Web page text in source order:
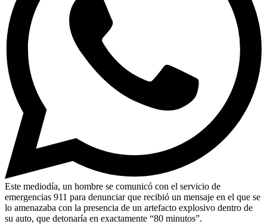
Este mediodía, un hombre se comunicó con el servicio de
emergencias 911 para denunciar que recibió un mensaje en el que se
lo amenazaba con la presencia de un artefacto explosivo dentro de
su auto, que detonaría en exactamente “80 minutos”.